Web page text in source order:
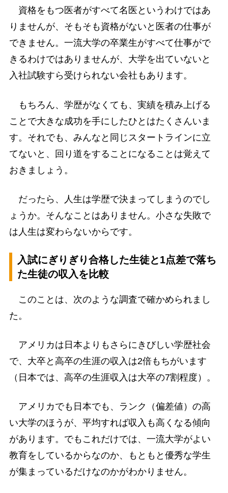
資格をもつ医者がすべて名医というわけではあ
りませんが、そもそも資格がないと医者の仕事が
できません。一流大学の卒業生がすべて仕事がで
きるわけではありませんが、大学を出ていないと
入社試験すら受けられない会社もあります。
もちろん、学歴がなくても、実績を積み上げる
ことで大きな成功を手にしたひとはたくさんいま
す。それでも、みんなと同じスタートラインに立
てないと、回り道をすることになることは覚えて
おきましょう。
だったら、人生は学歴で決まってしまうのでし
ょうか。そんなことはありません。小さな失敗で
は人生は変わらないからです。
入試にぎりぎり合格した生徒と1点差で落ち
た生徒の収入を比較
このことは、次のような調査で確かめられまし
た。
アメリカは日本よりもさらにきびしい学歴社会
で、大卒と高卒の生涯の収入は2倍もちがいます
（日本では、高卒の生涯収入は大卒の7割程度）。
アメリカでも日本でも、ランク（偏差値）の高
い大学のほうが、平均すれば収入も高くなる傾向
があります。でもこれだけでは、一流大学がよい
教育をしているからなのか、もともと優秀な学生
が集まっているだけなのかがわかりません。